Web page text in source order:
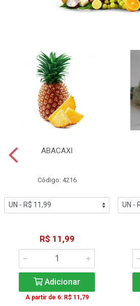
ABACAXI
Código: 4216
R$ 11,99
Adicionar
A partir de 6: R$ 11,79